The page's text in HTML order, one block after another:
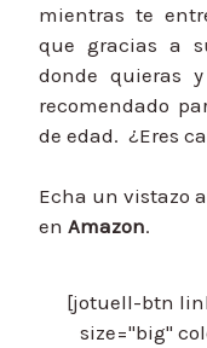
mientras te
que gracias a
donde quieras
recomendado
de edad. ¿Eres
Echa un vistazo
en Amazon.
[jotuell-btn
size="big"